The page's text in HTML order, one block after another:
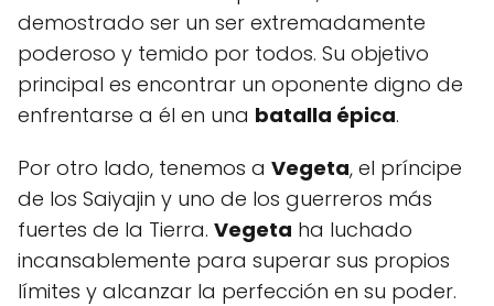
demostrado ser un ser extremadamente
poderoso y temido por todos. Su objetivo
principal es encontrar un oponente digno de
enfrentarse a él en una batalla épica.
Por otro lado, tenemos a Vegeta, el príncipe
de los Saiyajin y uno de los guerreros más
fuertes de la Tierra. Vegeta ha luchado
incansablemente para superar sus propios
límites y alcanzar la perfección en su poder.